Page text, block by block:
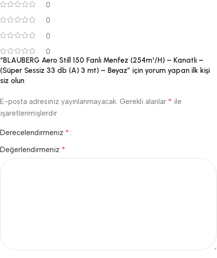
0
0
0
0
“BLAUBERG Aero Still 150 Fanlı Menfez (254m³/H) – Kanatlı –
(Süper Sessiz 33 db (A) 3 mt) – Beyaz” için yorum yapan ilk kişi
siz olun
E-posta adresiniz yayınlanmayacak. Gerekli alanlar * ile
işaretlenmişlerdir
Derecelendirmeniz *
Değerlendirmeniz *